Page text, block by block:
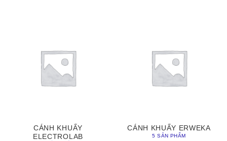
CÁNH KHUẤY
ELECTROLAB
CÁNH KHUẤY ERWEKA
5 SẢN PHẨM